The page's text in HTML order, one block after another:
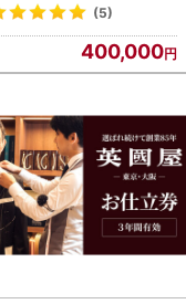
(5)
400,000